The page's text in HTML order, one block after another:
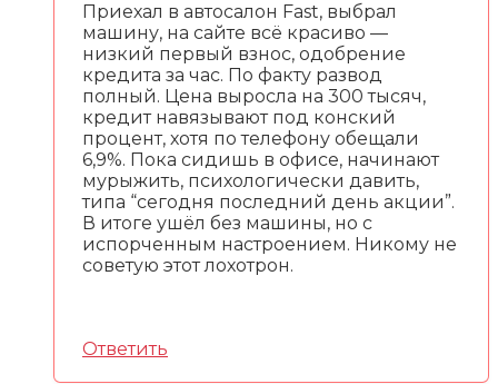
Приехал в автосалон Fast, выбрал
машину, на сайте всё красиво —
низкий первый взнос, одобрение
кредита за час. По факту развод
полный. Цена выросла на 300 тысяч,
кредит навязывают под конский
процент, хотя по телефону обещали
6,9%. Пока сидишь в офисе, начинают
мурыжить, психологически давить,
типа “сегодня последний день акции”.
В итоге ушёл без машины, но с
испорченным настроением. Никому не
советую этот лохотрон.
Ответить